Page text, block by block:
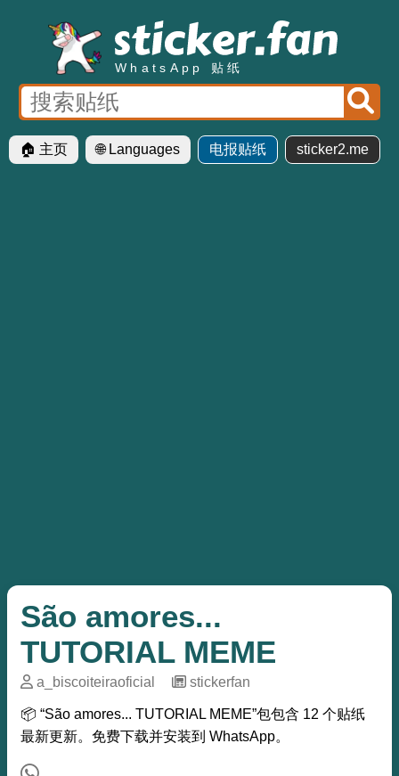
WhatsApp 贴纸
🏠 主页 🌐 Languages 电报贴纸 sticker2.me
São amores...
TUTORIAL MEME
a_biscoiteiraoficial stickerfan
📦 “São amores... TUTORIAL MEME”包包含 12 个贴纸
最新更新。免费下载并安装到 WhatsApp。